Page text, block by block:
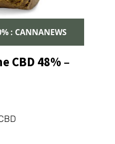
: CANNANEWS
CBD 48% –